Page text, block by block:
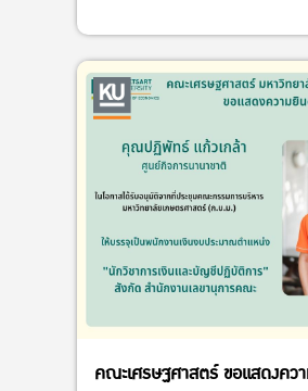
คณะเศรษฐศาสตร์ ขอแสดงคว